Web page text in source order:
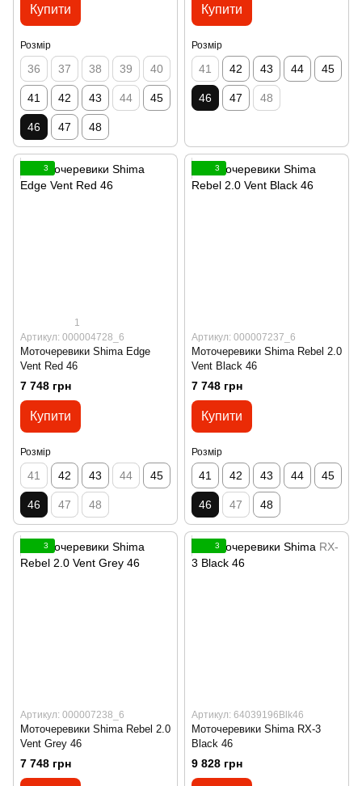
Купити
Розмір
36 37 38 39 40
41 42 43 44 45
46 47 48
Купити
Розмір
41 42 43 44 45
46 47 48
3
1
Артикул: 000004728_6
Моточеревики Shima Edge
Vent Red 46
7 748 грн
Купити
Розмір
41 42 43 44 45
46 47 48
3
Артикул: 000007237_6
Моточеревики Shima Rebel 2.0
Vent Black 46
7 748 грн
Купити
Розмір
41 42 43 44 45
46 47 48
3
Артикул: 000007238_6
Моточеревики Shima Rebel 2.0
Vent Grey 46
7 748 грн
3
Артикул: 64039196Blk46
Моточеревики Shima RX-3
Black 46
9 828 грн